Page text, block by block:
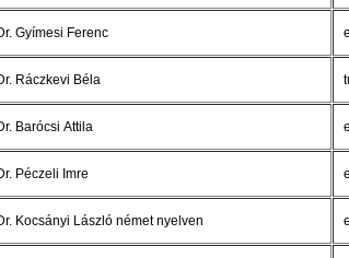
Gyímesi Ferenc
Ráczkevi Béla
Barócsi Attila
Péczeli Imre
Kocsányi László német nyelven